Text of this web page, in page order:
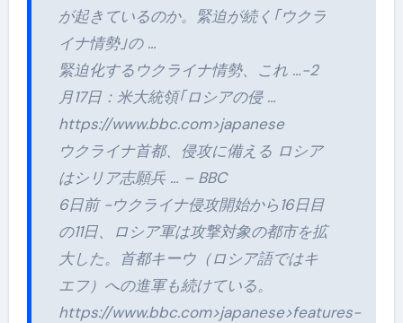
が起きているのか。緊迫が続く｢ウクラ
イナ情勢｣の …
緊迫化するウクライナ情勢、これ …-2
月17日：米大統領｢ロシアの侵 …
https://www.bbc.com>japanese
ウクライナ首都、侵攻に備える ロシア
はシリア志願兵 … – BBC
6日前 -ウクライナ侵攻開始から16日目
の11日、ロシア軍は攻撃対象の都市を拡
大した。首都キーウ（ロシア語ではキ
エフ）への進軍も続けている。
https://www.bbc.com>japanese>features-